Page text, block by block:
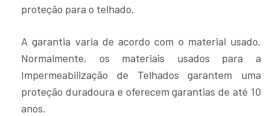
proteção para o telhado.
A garantia varia de acordo com o material usado.
Normalmente, os materiais usados para a
Impermeabilização de Telhados garantem uma
proteção duradoura e oferecem garantias de até 10
anos.